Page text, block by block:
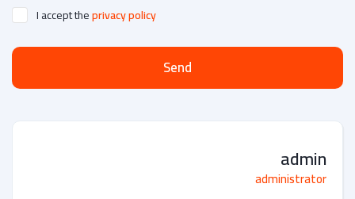
I accept theprivacy policy
Send
admin
administrator